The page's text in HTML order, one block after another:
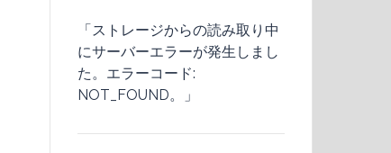
「ストレージからの読み取り中
にサーバーエラーが発生しまし
た。エラーコード:
NOT_FOUND。」